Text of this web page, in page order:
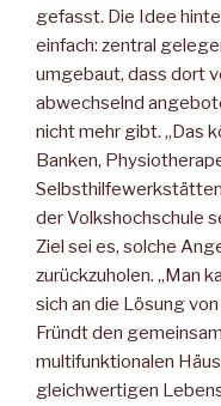
gefasst. Die Idee
einfach: zentral
umgebaut, dass dort
abwechselnd
nicht mehr gibt. „Das
Banken,
der Volkshochschule
Ziel sei es, solche
zurückzuholen. „Man
sich an die Lösung
Fründt den
multifunktionalen
gleichwertigen